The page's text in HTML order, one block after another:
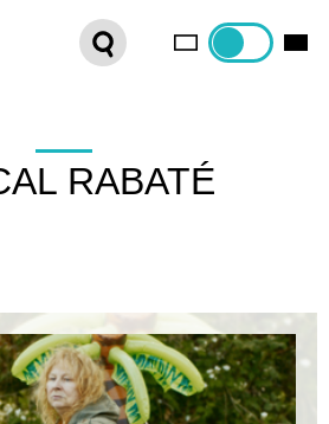
CONTACT
RABATÉ